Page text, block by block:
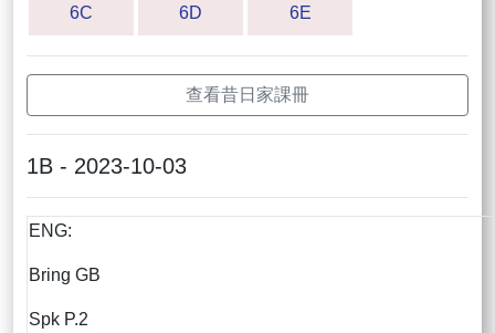
6C 6D 6E
查看昔日家課冊
1B - 2023-10-03
ENG:
Bring GB
Spk P.2